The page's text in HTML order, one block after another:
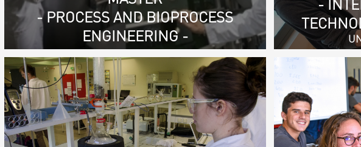
- PROCESS AND BIOPROCESS
ENGINEERING -
-